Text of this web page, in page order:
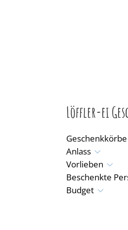
Löffler-ei
Geschenkkörbe
Anlass 3
Vorlieben 3
Beschenkte
Budget 3